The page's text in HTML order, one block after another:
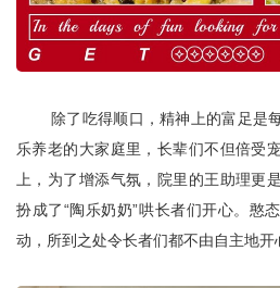
除了吃得顺口，精神上的富足是
乐养老的大家庭里，长辈们不但倍受
上，为了增添气氛，院里的王助理更
扮成了“陶乐奶奶”哄长者们开心。憨
动，所到之处令长者们都不由自主地开